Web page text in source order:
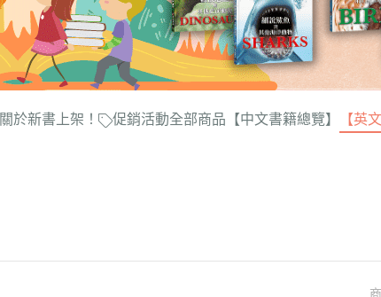
關於新書上架！ 促銷活動全部商品 【中文書籍總覽】 【英